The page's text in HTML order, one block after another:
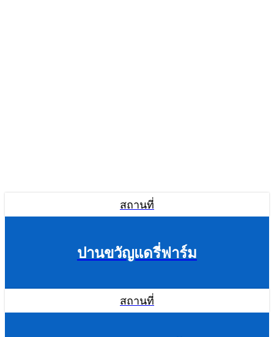
สถานที่
ปานขวัญแดรี่ฟาร์ม
สถานที่